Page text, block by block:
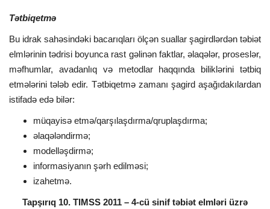
Tətbiqetmə
Bu idrak sahəsindəki bacarıqları ölçən suallar şagirdlərdən təbiət
elmlərinin tədrisi boyunca rast gəlinən faktlar, əlaqələr, proseslər,
məfhumlar, avadanlıq və metodlar haqqında biliklərini tətbiq
etmələrini tələb edir. Tətbiqetmə zamanı şagird aşağıdakılardan
istifadə edə bilər:
müqayisə etmə/qarşılaşdırma/qruplaşdırma;
əlaqələndirmə;
modelləşdirmə;
informasiyanın şərh edilməsi;
izahetmə.
Tapşırıq 10. TIMSS 2011 – 4-cü sinif təbiət elmləri üzrə